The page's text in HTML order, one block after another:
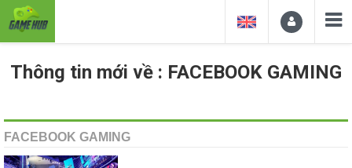
Thông tin mới về : FACEBOOK GAMING
FACEBOOK GAMING